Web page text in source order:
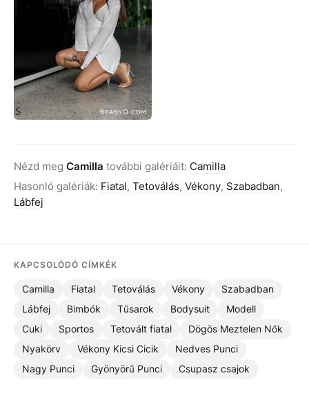
Nézd meg Camilla további galériáit: Camilla
Hasonló galériák: Fiatal, Tetoválás, Vékony, Szabadban,
Lábfej
KAPCSOLÓDÓ CÍMKÉK
Camilla Fiatal Tetoválás Vékony
Szabadban
Lábfej
Bimbók Tűsarok Bodysuit
Modell
Cuki
Sportos Tetovált fiatal
Dögös Meztelen Nők
Nyakörv
Vékony Kicsi Cicik
Nedves Punci
Nagy Punci
Gyönyörű Punci Csupasz csajok